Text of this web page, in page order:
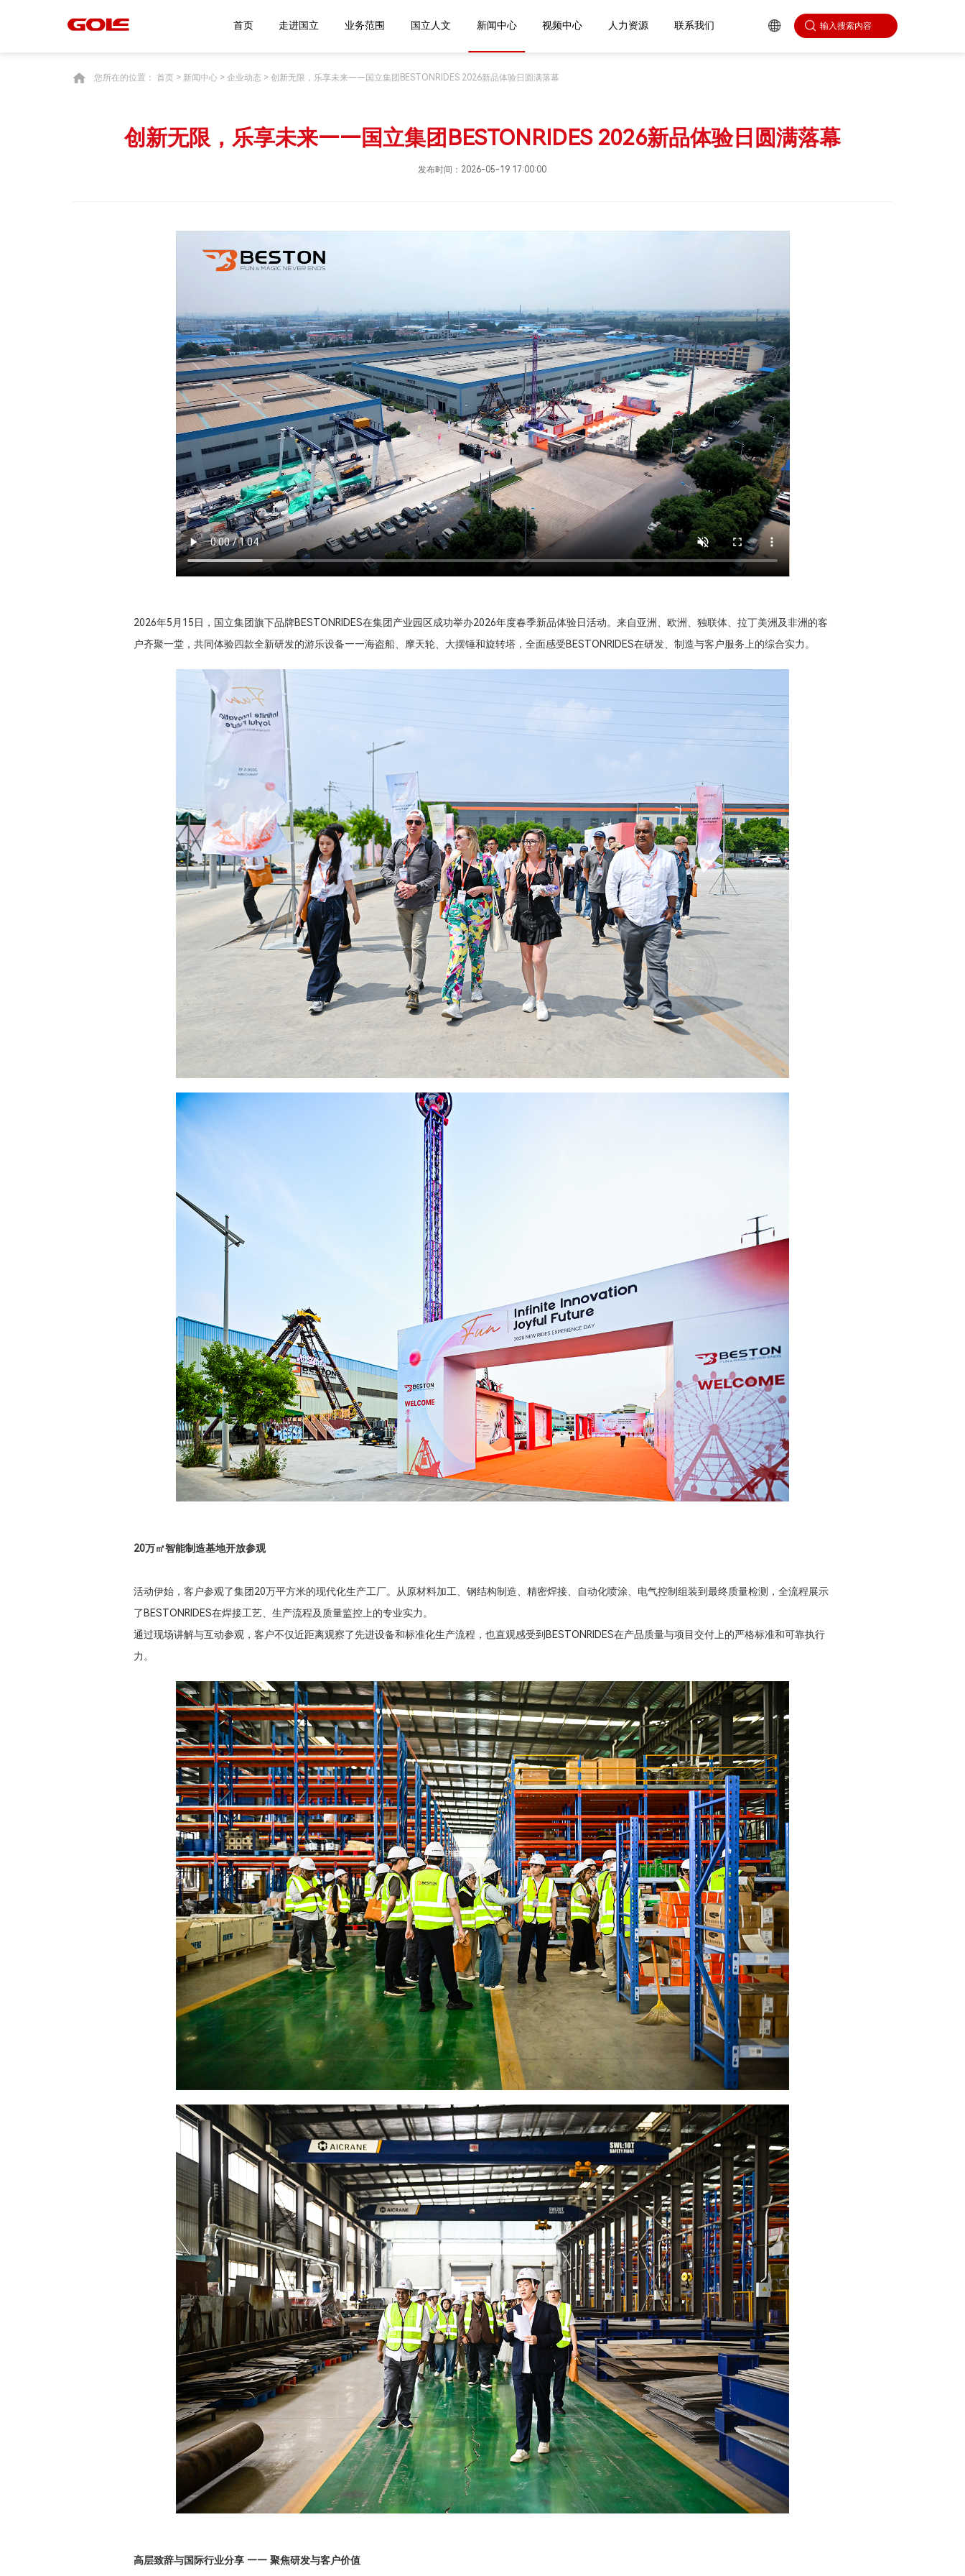
首页 走进国立 业务范围 国立人文 新闻中心 视频中心 人力资源 联系我们
您所在的位置： 首页> 新闻中心> 企业动态 > 创新无限，乐享未来——国立集团BESTONRIDES 2026新品体验日圆满落幕
创新无限，乐享未来——国立集团BESTONRIDES 2026新品体验日圆满落幕
发布时间：2026-05-19 17:00:00
2026年5月15日，国立集团旗下品牌BESTONRIDES在集团产业园区成功举办2026年度春季新品体验日活动。来自亚洲、欧洲、独联体、拉丁美洲及非洲的客
户齐聚一堂，共同体验四款全新研发的游乐设备——海盗船、摩天轮、大摆锤和旋转塔，全面感受BESTONRIDES在研发、制造与客户服务上的综合实力。
20万㎡智能制造基地开放参观
活动伊始，客户参观了集团20万平方米的现代化生产工厂。从原材料加工、钢结构制造、精密焊接、自动化喷涂、电气控制组装到最终质量检测，全流程展示
了BESTONRIDES在焊接工艺、生产流程及质量监控上的专业实力。
通过现场讲解与互动参观，客户不仅近距离观察了先进设备和标准化生产流程，也直观感受到BESTONRIDES在产品质量与项目交付上的严格标准和可靠执行
力。
高层致辞与国际行业分享 —— 聚焦研发与客户价值